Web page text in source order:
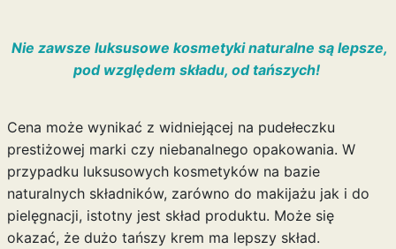
Nie zawsze luksusowe kosmetyki naturalne są lepsze,
pod względem składu, od tańszych!
Cena może wynikać z widniejącej na pudełeczku
prestiżowej marki czy niebanalnego opakowania. W
przypadku luksusowych kosmetyków na bazie
naturalnych składników, zarówno do makijażu jak i do
pielęgnacji, istotny jest skład produktu. Może się
okazać, że dużo tańszy krem ma lepszy skład.